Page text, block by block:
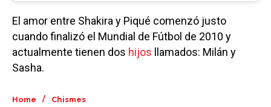
El amor entre Shakira y Piqué comenzó justo
cuando finalizó el Mundial de Fútbol de 2010 y
actualmente tienen dos hijos llamados: Milán y
Sasha.
Home / Chismes